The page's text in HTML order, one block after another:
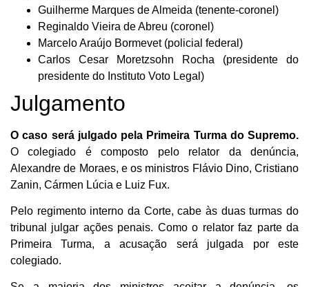
Guilherme Marques de Almeida (tenente-coronel)
Reginaldo Vieira de Abreu (coronel)
Marcelo Araújo Bormevet (policial federal)
Carlos Cesar Moretzsohn Rocha (presidente do
presidente do Instituto Voto Legal)
Julgamento
O caso será julgado pela Primeira Turma do Supremo.
O colegiado é composto pelo relator da denúncia,
Alexandre de Moraes, e os ministros Flávio Dino, Cristiano
Zanin, Cármen Lúcia e Luiz Fux.
Pelo regimento interno da Corte, cabe às duas turmas do
tribunal julgar ações penais. Como o relator faz parte da
Primeira Turma, a acusação será julgada por este
colegiado.